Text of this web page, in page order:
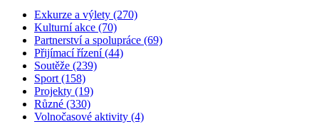
Exkurze a výlety (270)
Kulturní akce (70)
Partnerství a spolupráce (69)
Přijímací řízení (44)
Soutěže (239)
Sport (158)
Projekty (19)
Různé (330)
Volnočasové aktivity (4)